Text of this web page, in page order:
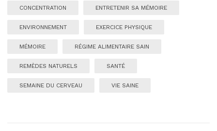
CONCENTRATION ENTRETENIR SA MÉMOIRE
ENVIRONNEMENT EXERCICE PHYSIQUE
MÉMOIRE RÉGIME ALIMENTAIRE SAIN
REMÈDES NATURELS SANTÉ
SEMAINE DU CERVEAU VIE SAINE